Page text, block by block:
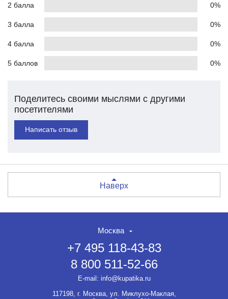
2 балла 0%
3 балла 0%
4 балла 0%
5 баллов 0%
Поделитесь своими мыслями с другими
посетителями
Написать отзыв
Наверх
Москва
+7 495 118-43-83
8 800 511-52-66
E-mail: info@kupatika.ru
117198, г. Москва, ул. Миклухо-Маклая,